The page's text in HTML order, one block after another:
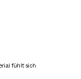
fühlt sich